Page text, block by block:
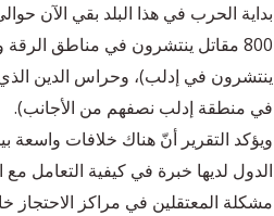
في منطقة إدلب نصفهم من الأجانب).
ويؤكد التقرير أنّ هناك خلافات واسعة
الدول لديها خبرة في كيفية التعامل